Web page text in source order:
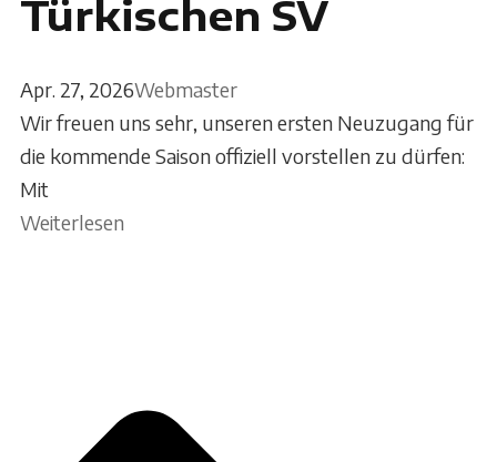
Türkischen SV
Apr. 27, 2026Webmaster
Wir freuen uns sehr, unseren ersten Neuzugang für
die kommende Saison offiziell vorstellen zu dürfen:
Mit
Weiterlesen